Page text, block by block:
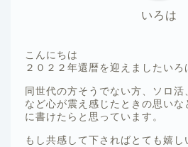
いろは
こんにちは
２０２２年還暦を迎えましたいろ
同世代の方そうでない方、ソロ
など心が震え感じたときの思いな
に書けたらと思っています。
もし共感して下さればとても嬉し